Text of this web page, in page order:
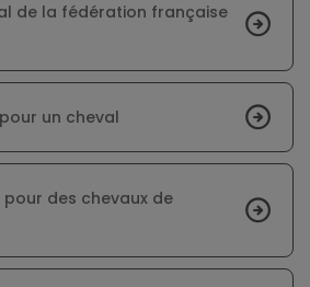
de la fédération française
un cheval
des chevaux de